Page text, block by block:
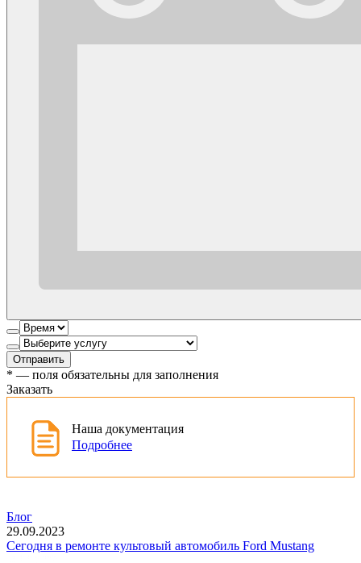
Отправить
* — поля обязательны для заполнения
Заказать
Наша документация
Подробнее
Блог
29.09.2023
Сегодня в ремонте культовый автомобиль Ford Mustang